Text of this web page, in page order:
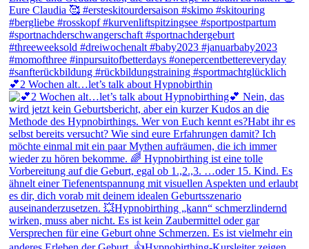
💕2 Wochen alt…let’s talk about Hypnobirthin